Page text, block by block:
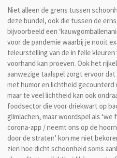
Niet alleen de grens tussen
deze bundel, ook die tussen de
bijvoorbeeld een
voor de pandemie waarbij je nooit
teleurstelling van de in felle
voorhand kan proeven. Ook het
aanwezige taalspel zorgt ervoor
met humor en lichtheid gecounterd
maar te veel lichtheid kan ook
foodsector die voor driekwart op
glimlachen, maar woordspel als
corona-app / neemt ons op de
door de straten’ kon me niet
zien hoe dicht schoonheid soms